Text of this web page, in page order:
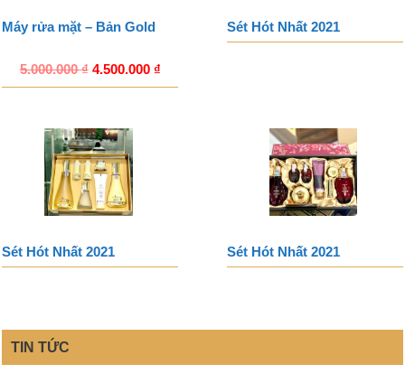
Máy rửa mặt – Bản Gold
5.000.000₫ 4.500.000 ₫
Sét Hót Nhất 2021
Sét Hót Nhất 2021 Sét Hót Nhất 2021
TIN TỨC